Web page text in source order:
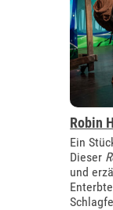
Robin
Ein
Dieser
und